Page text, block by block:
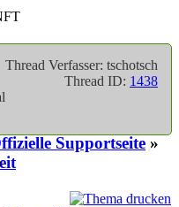
Thread Verfasser: tschotsch
Thread ID: 1438
Supportseite »